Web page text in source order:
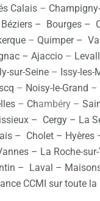
Calais –
Béziers – Bourges –
– Quimper–
– Ajaccio –
sur-Seine – Issy-
– Noisy-le-Grand –
– Chambéry –
– Cergy – La
– Cholet – Hyères
– La Roche-
– Laval –
CCMI sur toute la